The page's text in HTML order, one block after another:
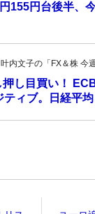
155円台後半、
文子の「FX＆株 今
し目買い！
ティブ。日経平